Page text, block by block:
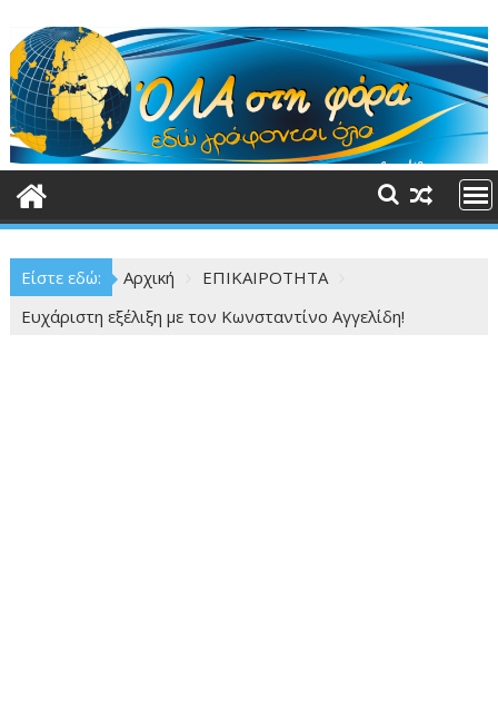
στο
περιεχόμενο
Είστε εδώ: Αρχική
ΕΠΙΚΑΙΡΟΤΗΤΑ
Ευχάριστη εξέλιξη με τον Κωνσταντίνο Αγγελίδη!